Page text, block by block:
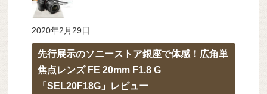
2020年2月29日
先行展示のソニーストア銀座で体感！広角単
焦点レンズ FE 20mm F1.8 G
「SEL20F18G」レビュー